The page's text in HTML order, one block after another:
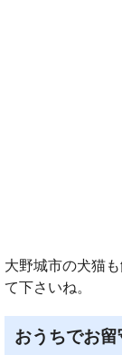
大野城市の犬猫
て下さいね。
おうちでお